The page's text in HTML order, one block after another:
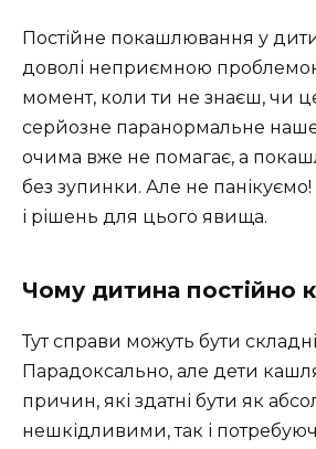
Постійне покашлювання у
доволі неприємною
момент, коли ти не знаєш, чи
серйозне паранормальне
очима вже не помагає, а
без зупинки. Але не
і рішень для цього явища.
Чому дитина постійно
Тут справи можуть бути
Парадоксально, але дети
причин, які здатні бути як
нешкідливими, так і